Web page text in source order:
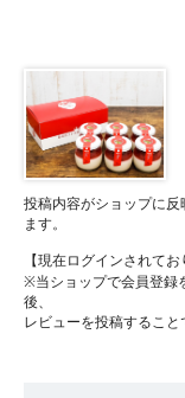
投稿内容がショップに
ます。
【現在ログインされてお
※当ショップで会員登録
後、
レビューを投稿すること